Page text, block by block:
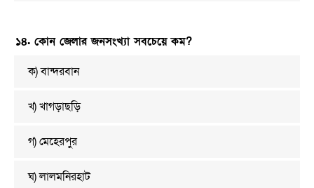
১৪. কোন জেলার জনসংখ্যা সবচেয়ে কম?
ক) বান্দরবান
খ) খাগড়াছড়ি
গ) মেহেরপুর
ঘ) লালমনিরহাট